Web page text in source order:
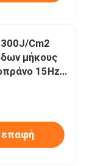
Cm2
μήκους
15Hz
επαφή